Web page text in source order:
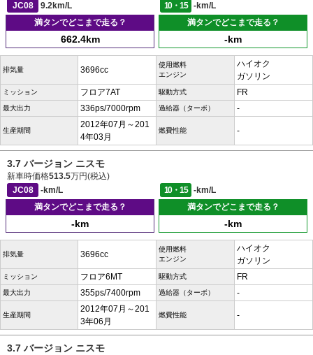
JC08
9.2km/L 10・15
-km/L
満タンでどこまで走る？
662.4km
満タンでどこまで走る？
-km
排気量 3696cc
使用燃料
エンジン
ハイオク
ガソリン
ミッション フロア7AT 駆動方式 FR
最大出力 336ps/7000rpm 過給器（ターボ） -
生産期間
2012年07月～201
4年03月
燃費性能 -
3.7 バージョン ニスモ
新車時価格513.5万円(税込)
JC08
-km/L 10・15
-km/L
満タンでどこまで走る？
-km
満タンでどこまで走る？
-km
排気量 3696cc
使用燃料
エンジン
ハイオク
ガソリン
ミッション フロア6MT 駆動方式 FR
最大出力 355ps/7400rpm 過給器（ターボ） -
生産期間
2012年07月～201
3年06月
燃費性能 -
3.7 バージョン ニスモ